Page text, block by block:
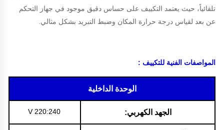
تلقائياً، حيث يعتمد التكييف على حساس دقيق موجود في جهاز التحكم
عن بعد لقياس درجة حرارة المكان وضبط التبريد بشكل مثالي.
المواصفات الفنية للتكييف :
الوحدة الداخلية
الجهد الكهربي: 220:240 V